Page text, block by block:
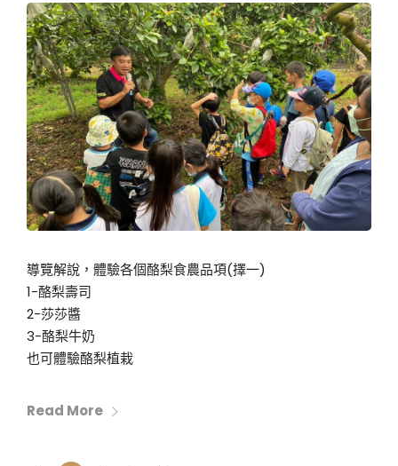
導覽解說，體驗各個酪梨食農品項(擇一)
1-酪梨壽司
2-莎莎醬
3-酪梨牛奶
也可體驗酪梨植栽
Read More